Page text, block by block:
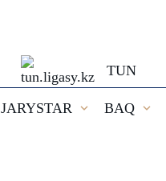
TUN
JARYSTAR BAQ